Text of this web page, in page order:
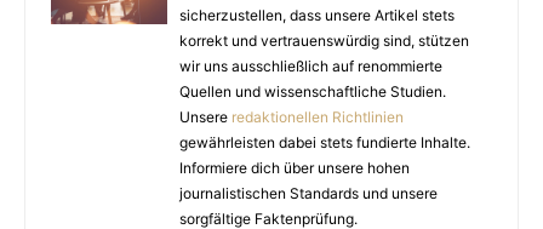
sicherzustellen, dass unsere Artikel stets
korrekt und vertrauenswürdig sind, stützen
wir uns ausschließlich auf renommierte
Quellen und wissenschaftliche Studien.
Unsere redaktionellen Richtlinien
gewährleisten dabei stets fundierte Inhalte.
Informiere dich über unsere hohen
journalistischen Standards und unsere
sorgfältige Faktenprüfung.